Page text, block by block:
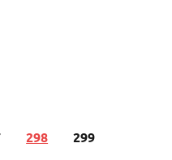
298
299